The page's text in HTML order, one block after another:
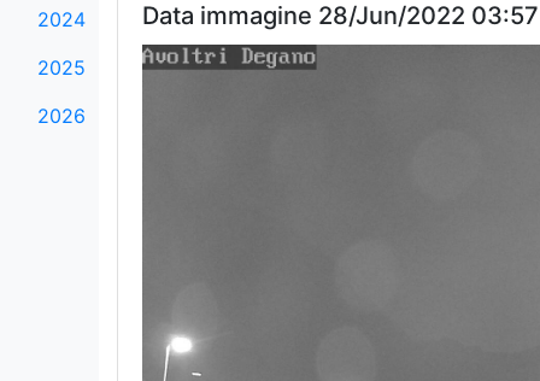
2024
2025
2026
Data immagine 28/Jun/2022 03:57